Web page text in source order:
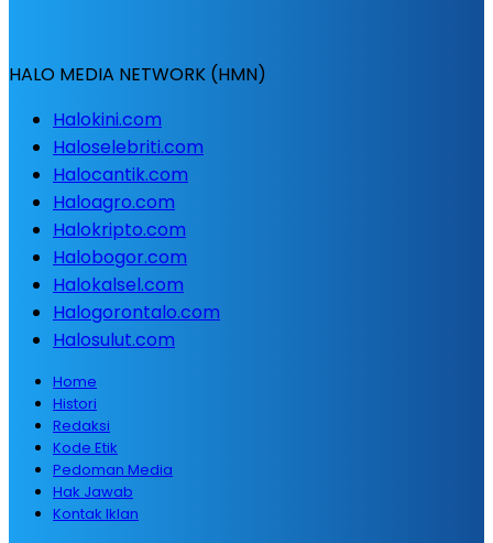
HALO MEDIA NETWORK (HMN)
Halokini.com
Haloselebriti.com
Halocantik.com
Haloagro.com
Halokripto.com
Halobogor.com
Halokalsel.com
Halogorontalo.com
Halosulut.com
Home
Histori
Redaksi
Kode Etik
Pedoman Media
Hak Jawab
Kontak Iklan